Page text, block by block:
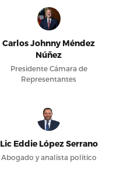
Carlos Johnny Méndez
Núñez
Presidente Cámara de
Representantes
Lic Eddie López Serrano
Abogado y analista político